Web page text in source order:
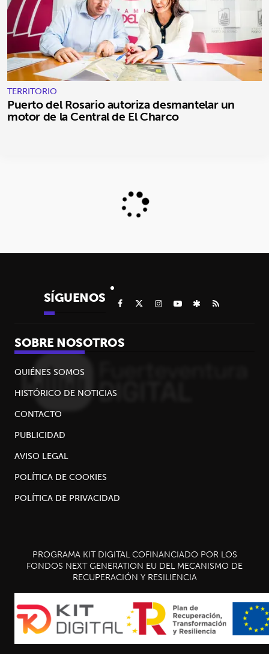
TERRITORIO
Puerto del Rosario autoriza desmantelar un
motor de la Central de El Charco
SÍGUENOS
SOBRE NOSOTROS
QUIÉNES SOMOS
HISTÓRICO DE NOTICIAS
CONTACTO
PUBLICIDAD
AVISO LEGAL
POLÍTICA DE COOKIES
POLÍTICA DE PRIVACIDAD
PROGRAMA KIT DIGITAL COFINANCIADO POR LOS
FONDOS NEXT GENERATION EU DEL MECANISMO DE
RECUPERACIÓN Y RESILIENCIA